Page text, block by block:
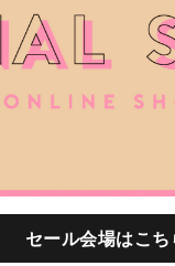
セール 40th限定